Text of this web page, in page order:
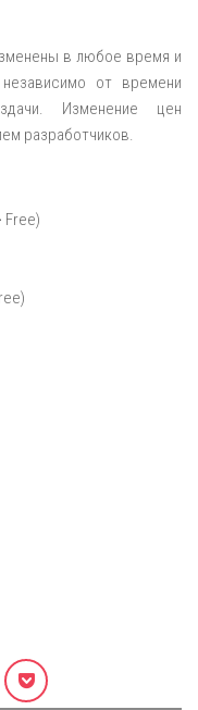
в любое время и
от времени
Изменение цен
разработчиков.
Free)